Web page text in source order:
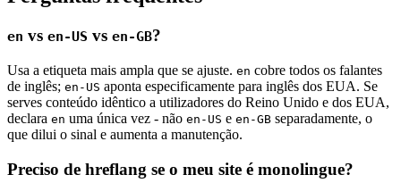
en vs en-US vs en-GB?
Usa a etiqueta mais ampla que se ajuste. en cobre todos os falantes
de inglês; en-US aponta especificamente para inglês dos EUA. Se
serves conteúdo idêntico a utilizadores do Reino Unido e dos EUA,
declara en uma única vez - não en-US e en-GB separadamente, o
que dilui o sinal e aumenta a manutenção.
Preciso de hreflang se o meu site é monolingue?